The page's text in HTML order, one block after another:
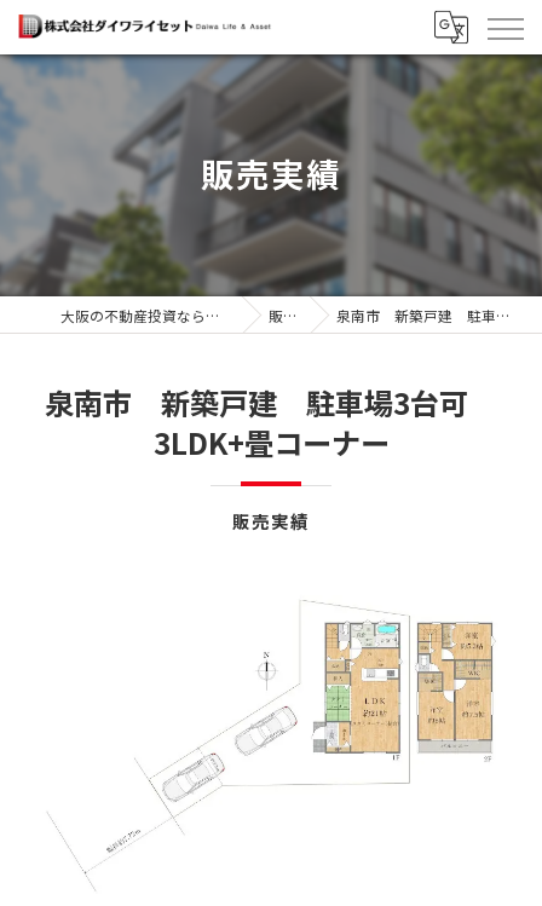
販売実績
大阪の不動産投資なら株式会社ダイワライセット 販売実績 泉南市 新築戸建 駐車場3台可 3LDK+畳コーナー
販売実績
泉南市 新築戸建 駐車場3台可
3LDK+畳コーナー